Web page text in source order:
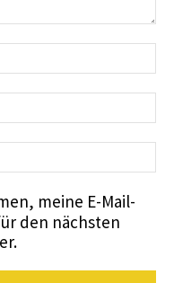
meine E-Mail-
den nächsten